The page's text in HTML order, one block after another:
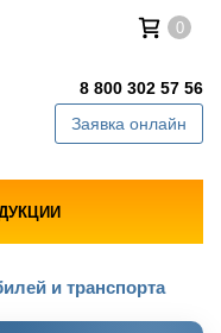
0
8 800 302 57 56
Заявка онлайн
и транспорта